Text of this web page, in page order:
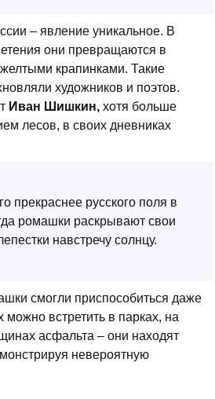
– явление уникальное. В
они превращаются в
крапинками. Такие
художников и поэтов.
Иван Шишкин, хотя больше
лесов, в своих дневниках
прекраснее русского поля в
ромашки раскрывают свои
навстречу солнцу.
смогли приспособиться даже
можно встретить в парках, на
асфальта – они находят
невероятную